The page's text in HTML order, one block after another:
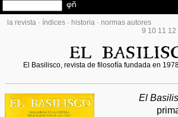
la revista · índices · historia · normas autores
9 10 11 12
El Basilisco, revista de filosofía fundada en
El